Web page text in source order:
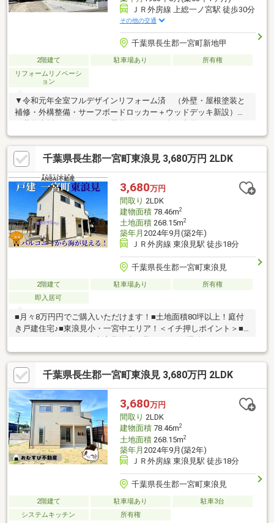
ＪＲ外房線 上総一ノ宮駅 徒歩30分
その他の交通
千葉県長生郡一宮町新地甲
2階建て 駐車場あり
所有権
リフォームリノベーシ
ョン
▼令和元年全室フルデザインリフォーム済 （外壁・屋根塗装と
補修・外構整備・サーフボードロッカー＋ウッドデッキ新設）
ー新設▼敷地内、駐車場４台分あり▼アパート ４戸中３戸賃貸
中※１０２号室（倉庫）は水回りを整備し賃貸・民泊による収益
化や自己使用など多彩な活用が可能▼８月開催の一宮海岸花火大
会を敷地から間近に楽しめます※上下水道（メーター１基）※アパ
ートの各戸に一つボードロッカーと駐車スペース一台分無償で賃
貸中※戸建：築年月不詳 ※アパート：１階１９６３年築、２階１
９８４年増築※有形有姿売買・売主契約不適合責任免責
千葉県長生郡一宮町東浪見 3,680万円 2LDK
3,680万円
間取り 2LDK
建物面積78.46m2
土地面積268.15m2
築年月 2024年9月(築2年)
ＪＲ外房線 東浪見駅 徒歩18分
千葉県長生郡一宮町東浪見
2階建て 駐車場あり
所有権
即入居可
■月々8万円円でご購入いただけます！■土地面積80坪以上！庭付
き戸建住宅♪■東浪見小・一宮中エリア！＜イチ押しポイント＞■
ンロ付きキッチン！■アウトドア趣味の方にうれしい屋外シャワ
ー付き■セカンドハウスにもオススメです♪
千葉県長生郡一宮町東浪見 3,680万円 2LDK
3,680万円
間取り 2LDK
建物面積78.46m2
土地面積268.15m2
築年月 2024年9月(築2年)
ＪＲ外房線 東浪見駅 徒歩18分
千葉県長生郡一宮町東浪見
2階建て 駐車場あり
駐車3台
システムキッチン
所有権